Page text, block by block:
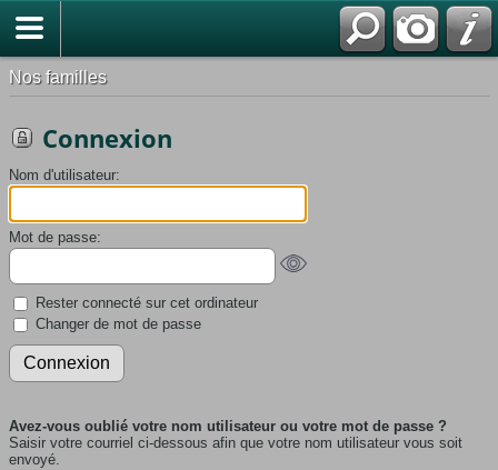
Nos familles
Connexion
Nom d'utilisateur:
Mot de passe:
Rester connecté sur cet ordinateur
Changer de mot de passe
Avez-vous oublié votre nom utilisateur ou votre mot de passe ?
Saisir votre courriel ci-dessous afin que votre nom utilisateur vous soit
envoyé.